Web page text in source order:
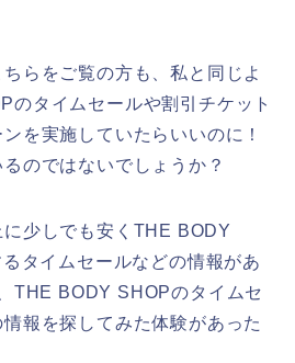
らをご覧の方も、私と同じよ
のタイムセールや割引チケット
を実施していたらいいのに！
のではないでしょうか？
少しでも安くTHE BODY
タイムセールなどの情報があ
THE BODY SHOPのタイムセ
報を探してみた体験があった